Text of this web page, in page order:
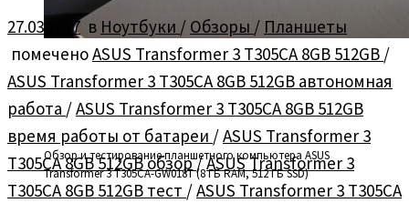
Обзор и тестирование планшетного компьютера ASUS
Transformer 3 T305CA-GW018T (8 ГБ RAM, 512 ГБ SSD)
27.03.2017в Ноутбуки / Обзоры / Планшеты
помеченоASUS Transformer 3 T305CA 8GB 512GB /
ASUS Transformer 3 T305CA 8GB 512GB автономная
работа /ASUS Transformer 3 T305CA 8GB 512GB
время работы от батареи /ASUS Transformer 3
T305CA 8GB 512GB обзор/ASUS Transformer 3
T305CA 8GB 512GB тест /ASUS Transformer 3 T305CA